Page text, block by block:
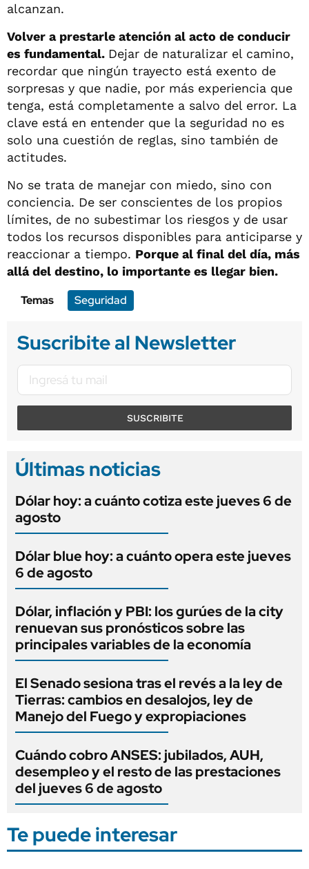
alcanzan.
Volver a prestarle atención al acto de conducir
es fundamental. Dejar de naturalizar el camino,
recordar que ningún trayecto está exento de
sorpresas y que nadie, por más experiencia que
tenga, está completamente a salvo del error. La
clave está en entender que la seguridad no es
solo una cuestión de reglas, sino también de
actitudes.
No se trata de manejar con miedo, sino con
conciencia. De ser conscientes de los propios
límites, de no subestimar los riesgos y de usar
todos los recursos disponibles para anticiparse y
reaccionar a tiempo. Porque al final del día, más
allá del destino, lo importante es llegar bien.
Temas
Seguridad
Suscribite al Newsletter
SUSCRIBITE
Últimas noticias
Dólar hoy: a cuánto cotiza este jueves 6 de
agosto
Dólar blue hoy: a cuánto opera este jueves
6 de agosto
Dólar, inflación y PBI: los gurúes de la city
renuevan sus pronósticos sobre las
principales variables de la economía
El Senado sesiona tras el revés a la ley de
Tierras: cambios en desalojos, ley de
Manejo del Fuego y expropiaciones
Cuándo cobro ANSES: jubilados, AUH,
desempleo y el resto de las prestaciones
del jueves 6 de agosto
Te puede interesar